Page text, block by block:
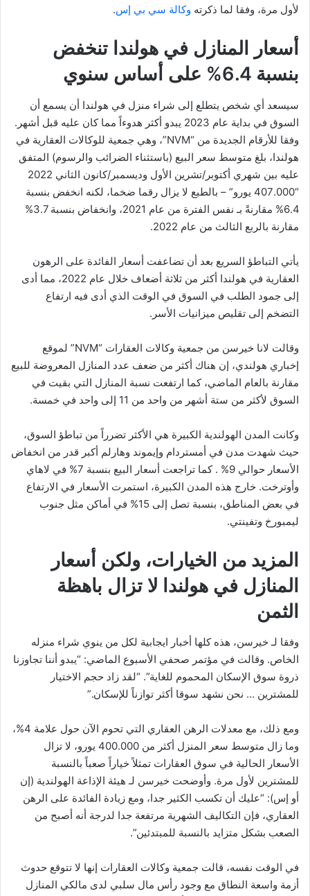
لأول مرة، وفقا لما ذكرته وكالة سي بي إس.
أسعار المنازل في هولندا تنخفض
بنسبة 6.4% على أساس سنوي
سيسعد أي شخص يتطلع إلى شراء منزل في هولندا أن يسمع أن
السوق في بداية عام 2023 يبدو أكثر هدوءاً مما كان عليه قبل أشهر.
وفقا للأرقام الجديدة من “NVM”، وهي جمعية للوكالات العقارية في
هولندا، بلغ متوسط ​​سعر البيع (باستثناء الضرائب والرسوم) المتفق
عليه بين شهري أكتوبر/تشرين الأول وديسمبر/كانون الثاني 2022
“407.000 يورو” – بالطبع لا يزال رقما ضخما، لكنه انخفض بنسبة
6.4% مقارنةً بـ نفس الفترة من عام 2021، وانخفاض بنسبة 3.7%
مقارنة بالربع الثالث من عام 2022.
يأتي التباطؤ السريع بعد أن تضاعفت أسعار الفائدة على الرهون
العقارية في هولندا أكثر من ثلاثة أضعاف خلال عام 2022، مما أدى
إلى جمود الطلب في السوق في الوقت الذي أدى فيه ارتفاع
التضخم إلى تقليص ميزانيات الأسر.
وقالت لانا خيرسن من جمعية وكالات العقارات “NVM” لموقع
إخباري هولندي، إن هناك أكثر من ضعف عدد المنازل المعروضة للبيع
مقارنة بالعام الماضي، كما ارتفعت نسبة المنازل التي بقيت في
السوق لأكثر من ستة أشهر من واحد من 11 إلى واحد في خمسة.
وكانت المدن الهولندية الكبيرة هي الأكثر تضرراً من تباطؤ السوق،
حيث شهدت مدن في أمستردام وإيموند وهارلم أكبر قدر من انخفاض
الأسعار حوالي 9% . كما تراجعت أسعار البيع بنسبة 7% في لاهاي
وأوترخت. خارج هذه المدن الكبيرة، استمرت الأسعار في الارتفاع
في بعض المناطق، بنسبة تصل إلى 15% في أماكن مثل جنوب
ليمبورخ وتفينتي.
المزيد من الخيارات، ولكن أسعار
المنازل في هولندا لا تزال باهظة
الثمن
وفقا لـ خيرسن، هذه كلها أخبار ايجابية لكل من ينوي شراء منزله
الخاص. وقالت في مؤتمر صحفي الأسبوع الماضي: “يبدو أننا تجاوزنا
ذروة سوق الإسكان المحموم للغاية”. “لقد زاد حجم الاختيار
للمشترين … نحن نشهد سوقا أكثر توازناً للإسكان.”
ومع ذلك، مع معدلات الرهن العقاري التي تحوم الآن حول علامة 4%،
وما زال متوسط ​​سعر المنزل أكثر من 400.000 يورو، لا تزال
الأسعار الحالية في سوق العقارات تمثلاً خياراً صعباً بالنسبة
للمشترين لأول مرة. وأوضحت خيرسن لـ هيئة الإذاعة الهولندية (إن
أو إس): “عليك أن تكسب الكثير جدا، ومع زيادة الفائدة على الرهن
العقاري، فإن التكاليف الشهرية مرتفعة جدا لدرجة أنه أصبح من
الصعب بشكل متزايد بالنسبة للمبتدئين”.
في الوقت نفسه، قالت جمعية وكالات العقارات إنها لا تتوقع حدوث
أزمة واسعة النطاق مع وجود رأس مال سلبي لدى مالكي المنازل